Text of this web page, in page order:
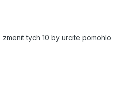
tych 10 by urcite pomohlo